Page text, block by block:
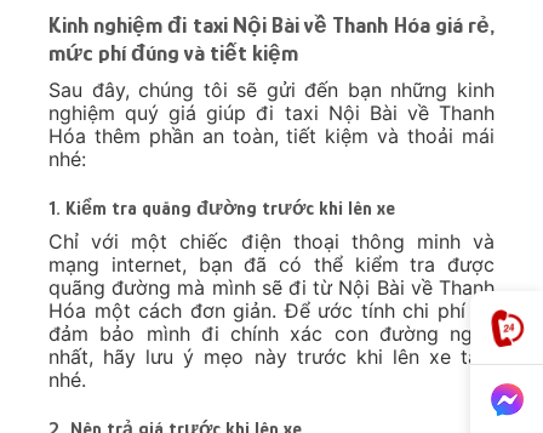
Kinh nghiệm đi taxi Nội Bài về Thanh Hóa giá rẻ,
mức phí đúng và tiết kiệm
Sau đây, chúng tôi sẽ gửi đến bạn những kinh
nghiệm quý giá giúp đi taxi Nội Bài về Thanh
Hóa thêm phần an toàn, tiết kiệm và thoải mái
nhé:
1. Kiểm tra quãng đường trước khi lên xe
Chỉ với một chiếc điện thoại thông minh và
mạng internet, bạn đã có thể kiểm tra được
quãng đường mà mình sẽ đi từ Nội Bài về Thanh
Hóa một cách đơn giản. Để ước tính chi phí và
đảm bảo mình đi chính xác con đường ngắn
nhất, hãy lưu ý mẹo này trước khi lên xe taxi
nhé.